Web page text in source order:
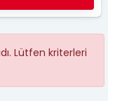
Lütfen kriterleri